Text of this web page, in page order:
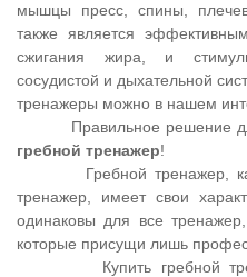
мышцы пресс, спины,
также является
сжигания жира, и
сосудистой и дыхательной
тренажеры можно в нашем
Правильное решение
гребной тренажер!
Гребной тренажер, как
тренажер, имеет свои
одинаковы для все
которые присущи лишь
Купить гребной